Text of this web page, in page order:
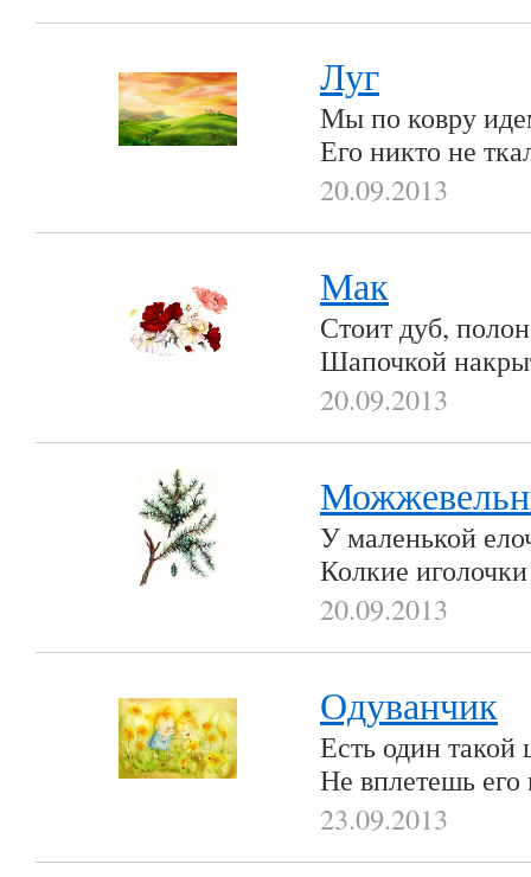
Луг
Мы по ковру
Его никто не
20.09.2013
Мак
Стоит дуб,
Шапочкой
20.09.2013
У маленькой
Колкие иголочки
20.09.2013
Одуванчик
Есть один такой
Не вплетешь его
23.09.2013